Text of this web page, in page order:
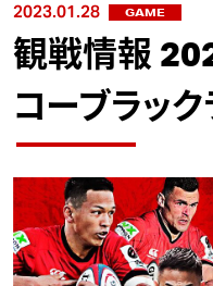
2023.01.28 GAME
観戦情報
コーブラッ